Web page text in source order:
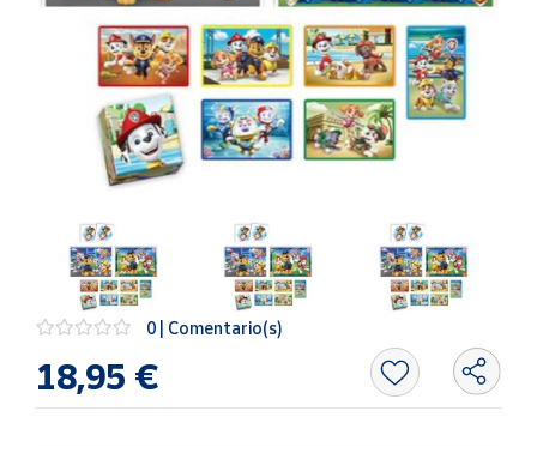
Nuestros
vendedores
de Correos
Market
Productos
Solidarios
0 | Comentario(s)
18,95 €